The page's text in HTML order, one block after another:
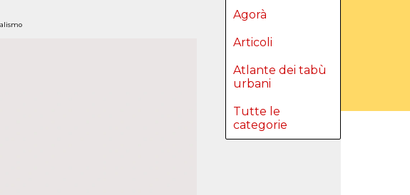
Agorà
Articoli
Atlante dei tabù
urbani
Tutte le
categorie